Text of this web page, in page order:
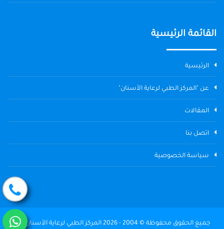
القائمة الرئيسية
الرئيسية
عن "المركز الطبي لرعاية الأسنان"
المقالات
اتصل بنا
سياسة الخصوصية
جميع الحقوق محفوظة © 2004 - 2026 المركز الطبي لرعاية الأسنان The